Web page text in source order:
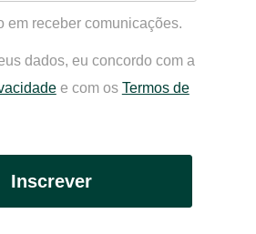
em receber comunicações.
dados, eu concordo com a
e com os Termos de
Inscrever